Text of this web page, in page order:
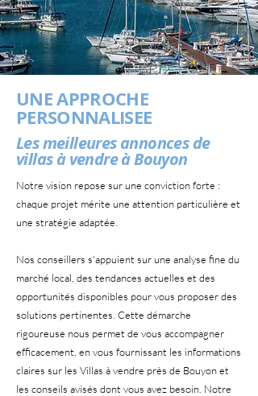
UNE APPROCHE
PERSONNALISEE
Les meilleures annonces de
villas à vendre à Bouyon
Notre vision repose sur une conviction forte :
chaque projet mérite une attention particulière et
une stratégie adaptée.
Nos conseillers s'appuient sur une analyse fine du
marché local, des tendances actuelles et des
opportunités disponibles pour vous proposer des
solutions pertinentes. Cette démarche
rigoureuse nous permet de vous accompagner
efficacement, en vous fournissant les informations
claires sur les Villas à vendre près de Bouyon et
les conseils avisés dont vous avez besoin. Notre